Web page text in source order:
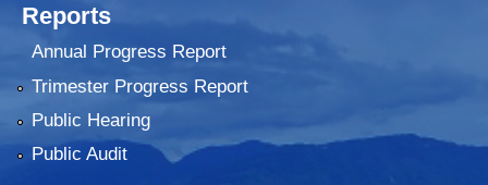
Reports
Annual Progress Report
Trimester Progress Report
Public Hearing
Public Audit